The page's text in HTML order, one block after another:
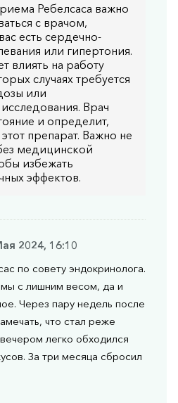
Ребелсаса важно
с врачом,
есть сердечно-
или гипертония.
влиять на работу
случаях требуется
или
Врач
и определит,
препарат. Важно не
медицинской
избежать
эффектов.
2024, 16:10
по совету эндокринолога.
с лишним весом, да и
Через пару недель после
что стал реже
легко обходился
За три месяца сбросил